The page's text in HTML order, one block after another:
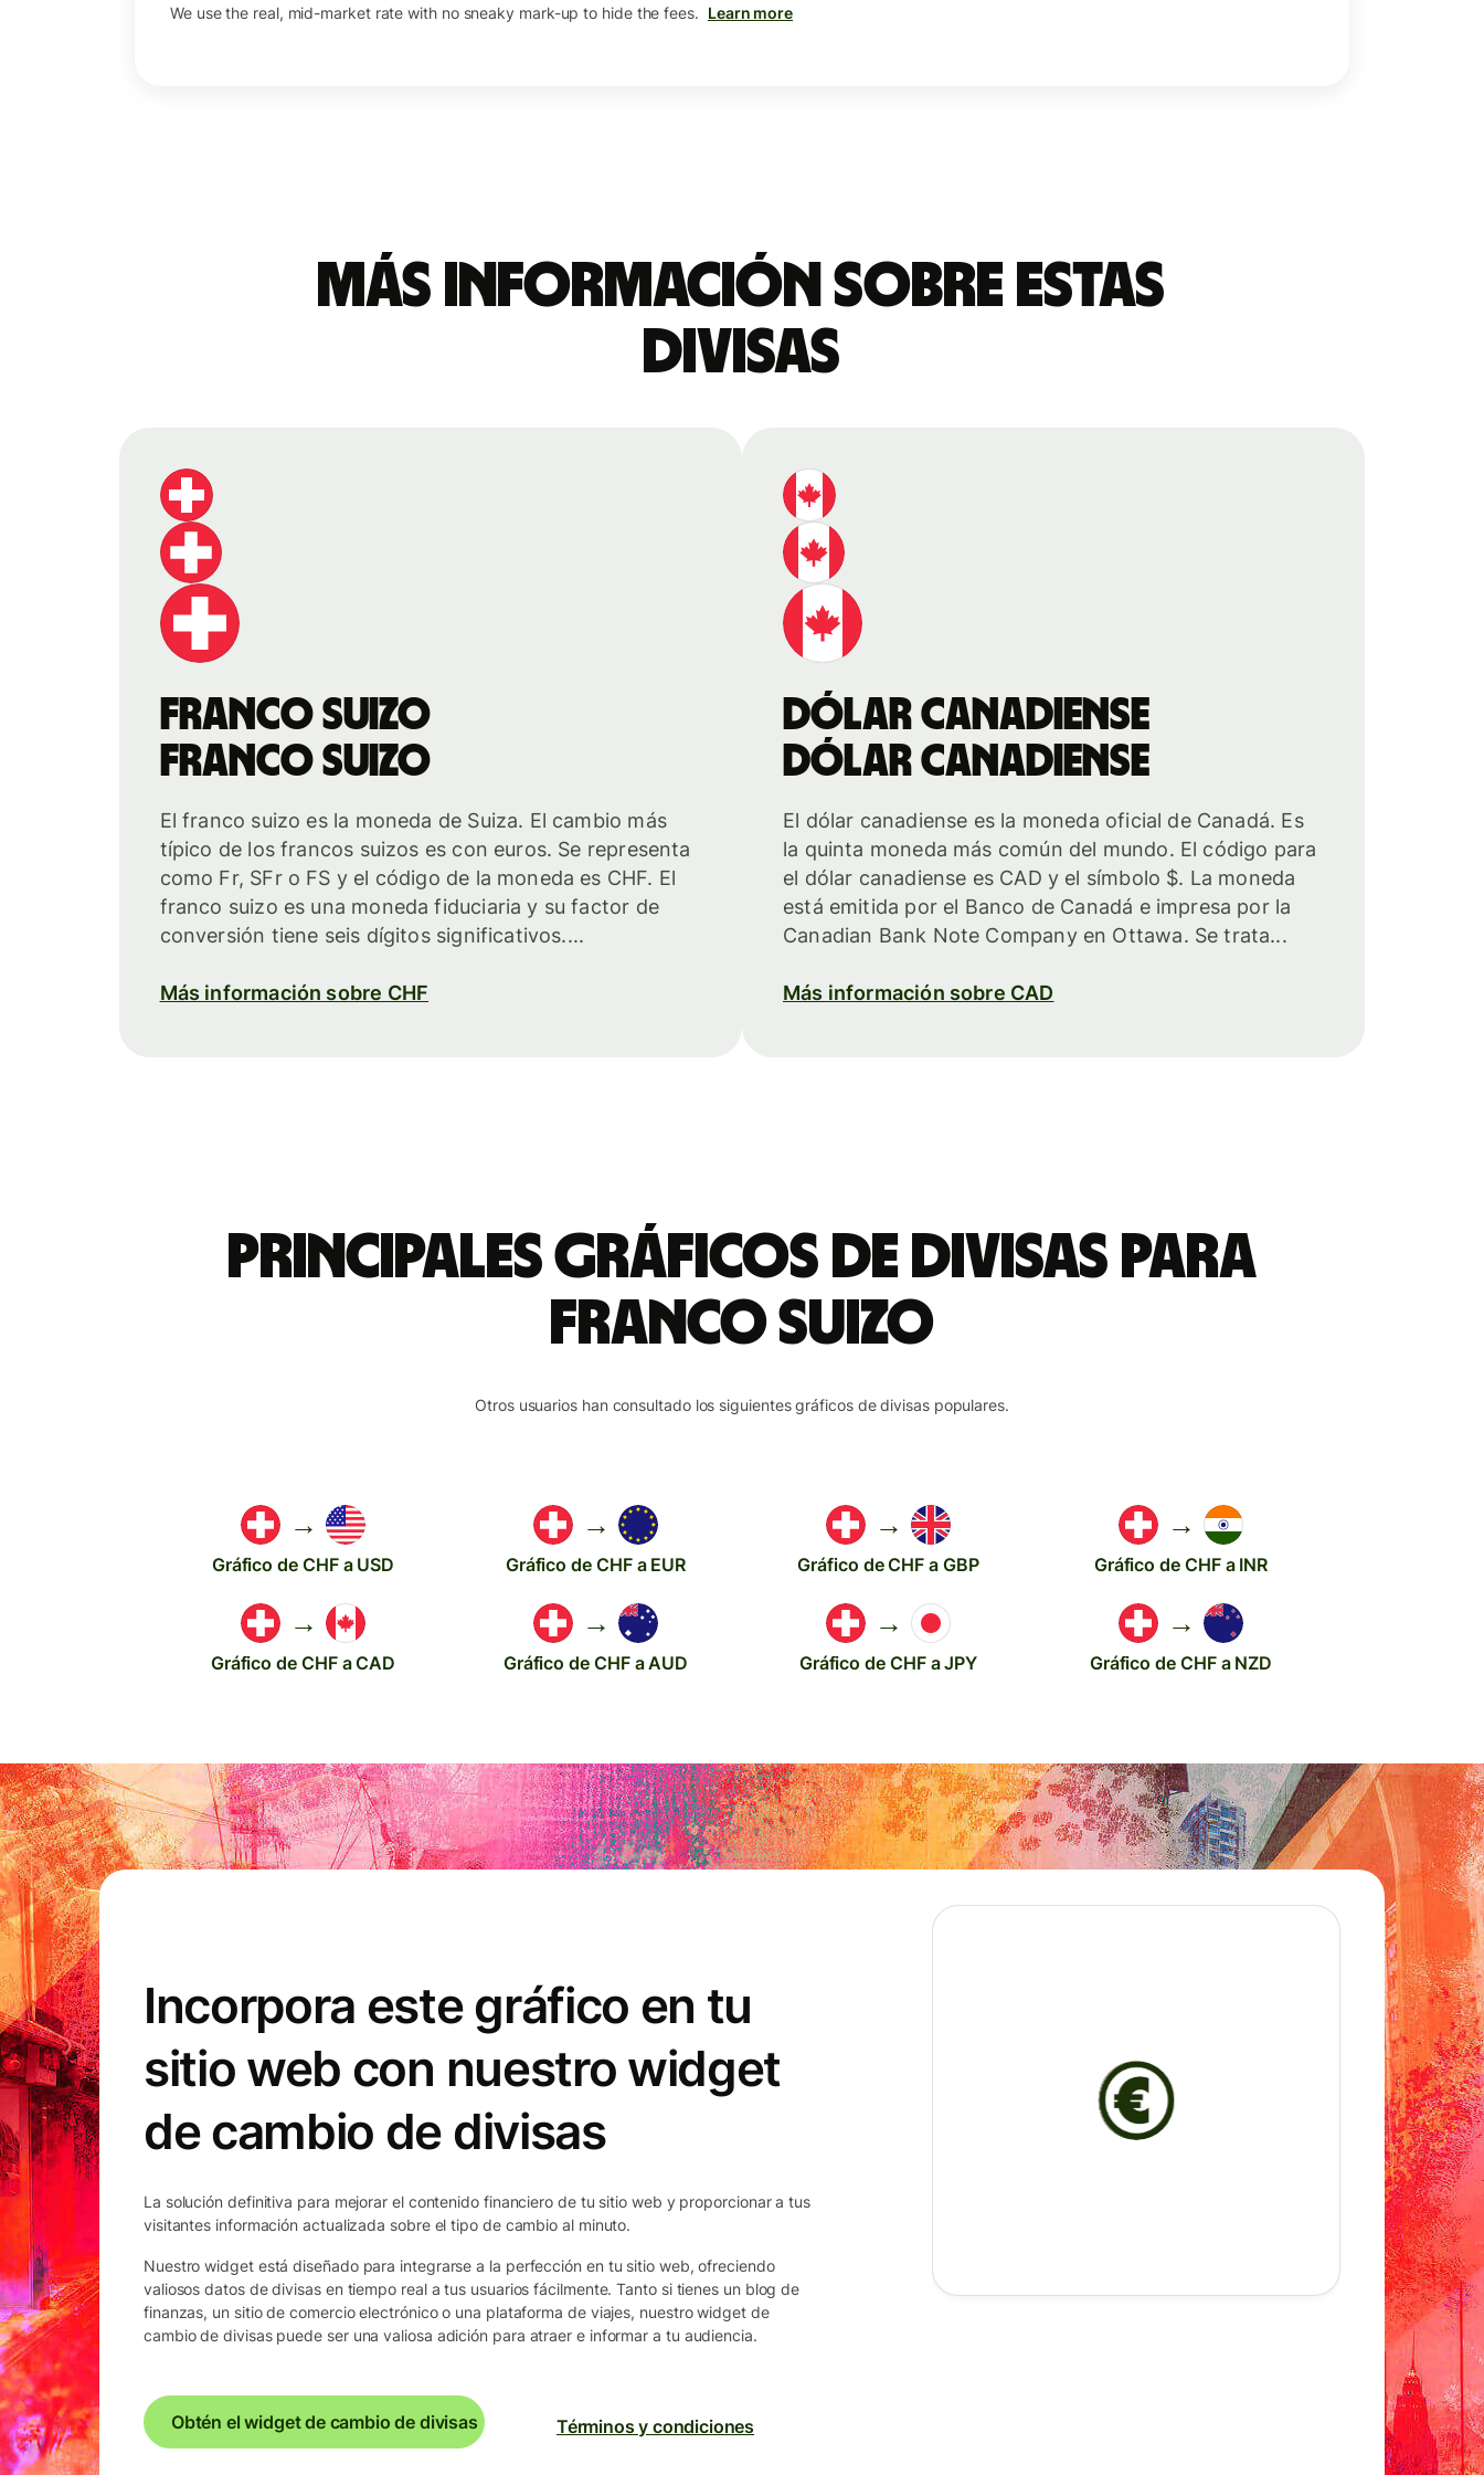
We use the real, mid-market rate with no sneaky mark-up to hide the fees. Learn more
Más información sobre estas
divisas
franco suizo
franco suizo
El franco suizo es la moneda de Suiza. El cambio más
típico de los francos suizos es con euros. Se representa
como Fr, SFr o FS y el código de la moneda es CHF. El
franco suizo es una moneda fiduciaria y su factor de
conversión tiene seis dígitos significativos....
Más información sobre CHF
dólar canadiense
dólar canadiense
El dólar canadiense es la moneda oficial de Canadá. Es
la quinta moneda más común del mundo. El código para
el dólar canadiense es CAD y el símbolo $. La moneda
está emitida por el Banco de Canadá e impresa por la
Canadian Bank Note Company en Ottawa. Se trata...
Más información sobre CAD
Principales gráficos de divisas para
franco suizo
Otros usuarios han consultado los siguientes gráficos de divisas populares.
→
Gráfico de CHF a USD
→
Gráfico de CHF a EUR
→
Gráfico de CHF a GBP
→
Gráfico de CHF a INR
→
Gráfico de CHF a CAD
→
Gráfico de CHF a AUD
→
Gráfico de CHF a JPY
→
Gráfico de CHF a NZD
Incorpora este gráfico en tu
sitio web con nuestro widget
de cambio de divisas
La solución definitiva para mejorar el contenido financiero de tu sitio web y proporcionar a tus
visitantes información actualizada sobre el tipo de cambio al minuto.
Nuestro widget está diseñado para integrarse a la perfección en tu sitio web, ofreciendo
valiosos datos de divisas en tiempo real a tus usuarios fácilmente. Tanto si tienes un blog de
finanzas, un sitio de comercio electrónico o una plataforma de viajes, nuestro widget de
cambio de divisas puede ser una valiosa adición para atraer e informar a tu audiencia.
Obtén el widget de cambio de divisas Términos y condiciones